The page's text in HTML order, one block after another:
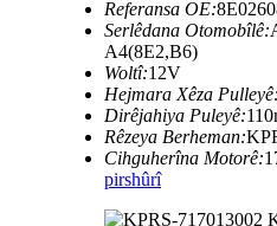
Referansa OE:
Serlêdana Otomobîlê:
A4(8E2,B6)
Woltî:12V
Hejmara Xêza Pulleyê:
Dirêjahiya Puleyê:
Rêzeya Berheman:
Cihguherîna Motorê:
pirshûrî